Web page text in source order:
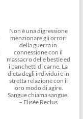
Non è una digressione
menzionare gli orrori
della guerra in
connessione con il
massacro delle bestie ed
i banchetti di carne. La
dieta degli individui è in
stretta relazione con il
loro modo di agire.
Sangue chiama sangue.
– Elisée Reclus